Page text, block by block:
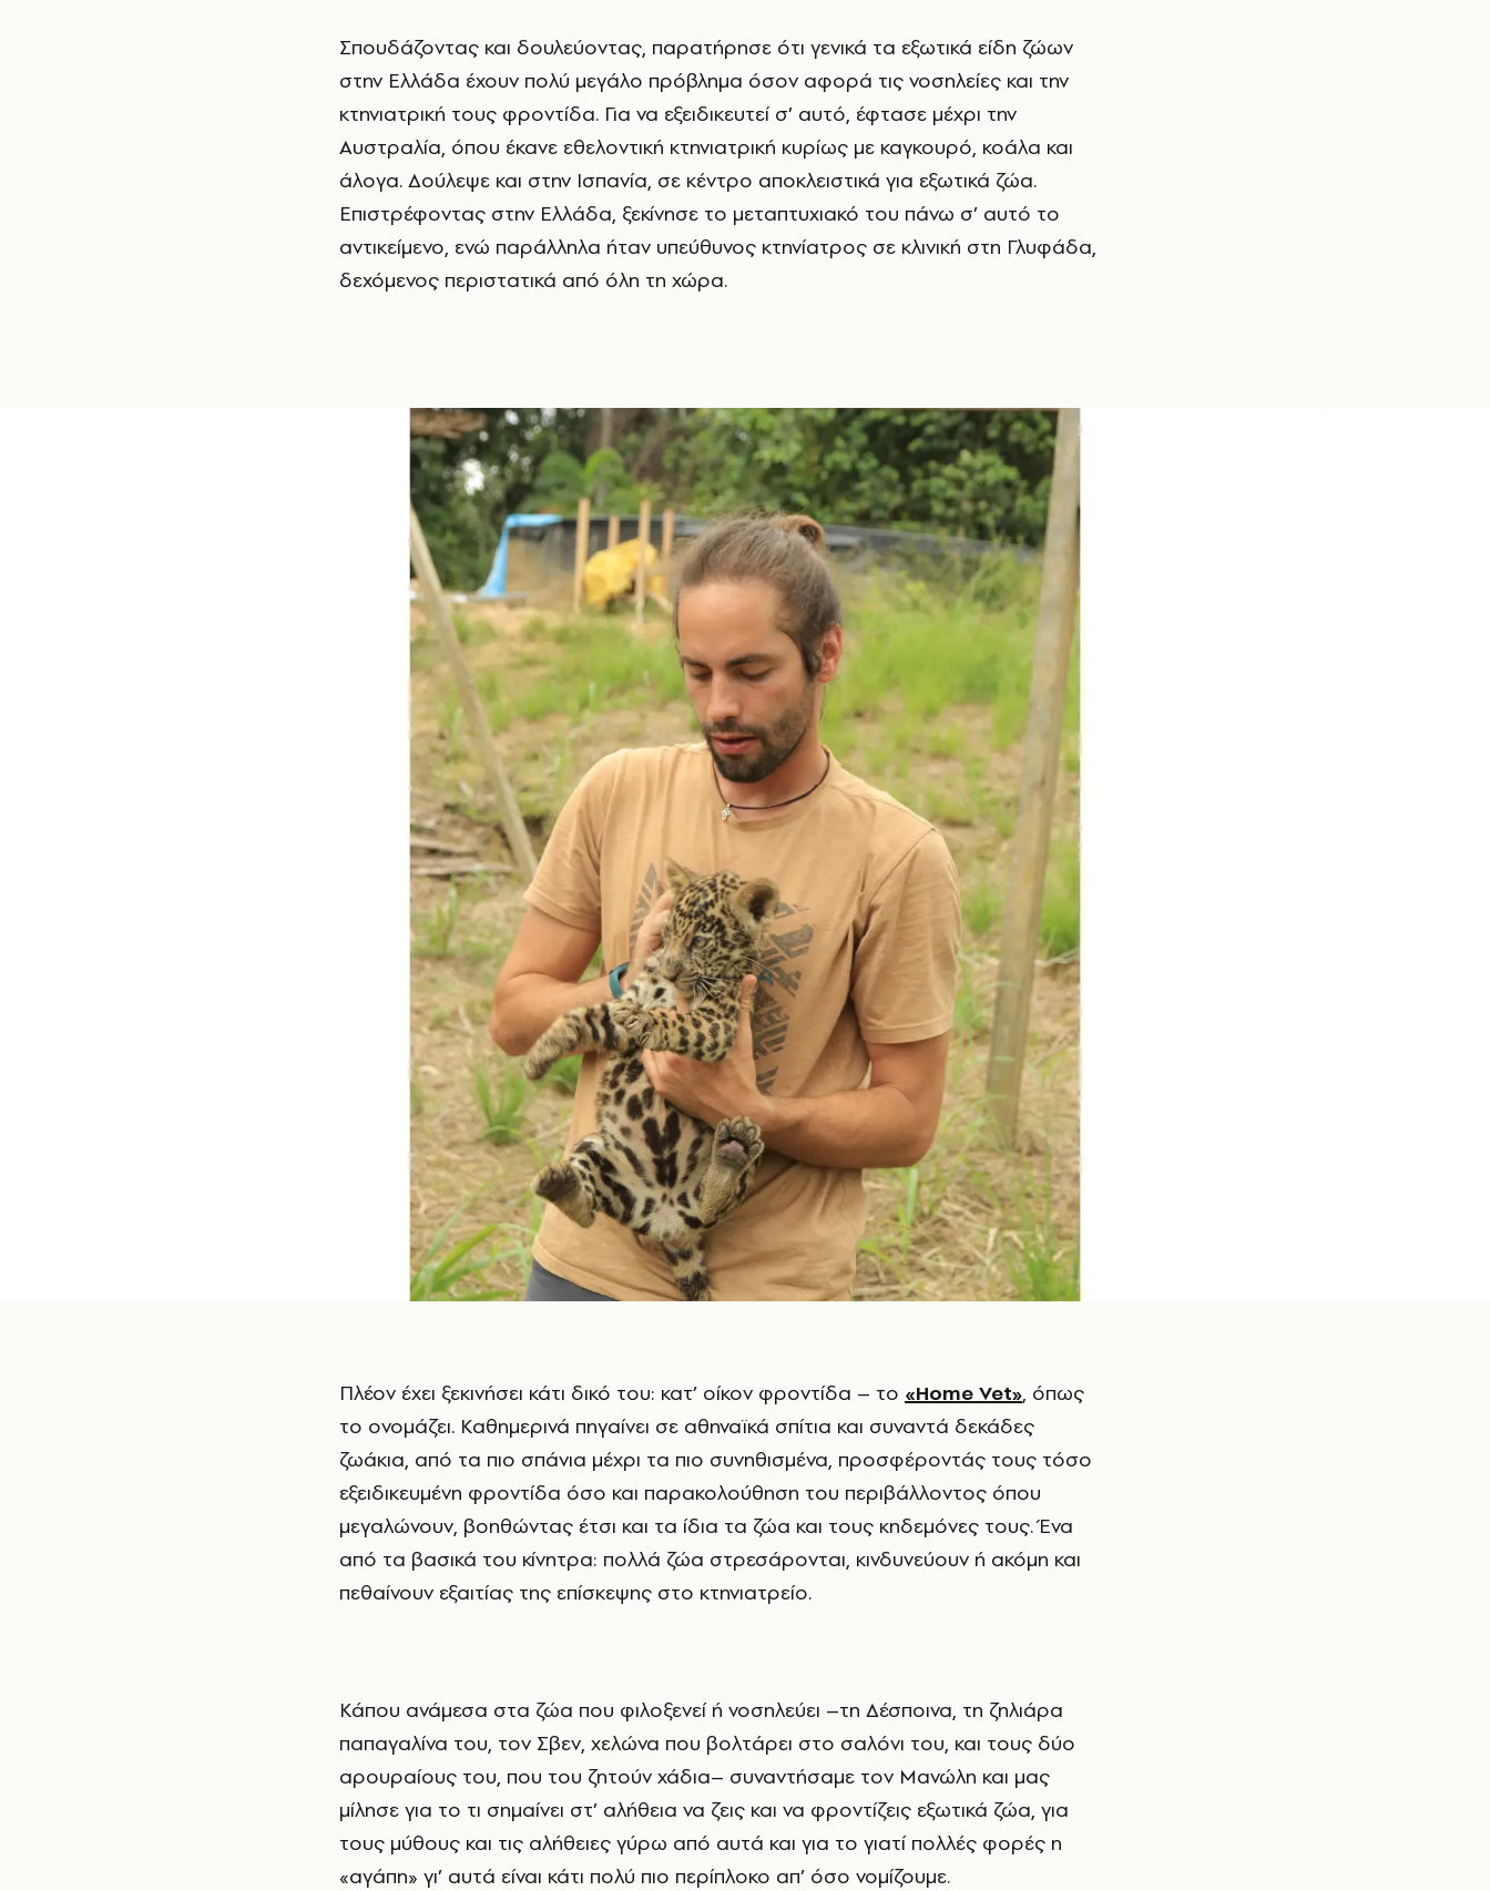
Σπουδάζοντας και δουλεύοντας, παρατήρησε ότι γενικά τα εξωτικά είδη ζώων
στην Ελλάδα έχουν πολύ μεγάλο πρόβλημα όσον αφορά τις νοσηλείες και την
κτηνιατρική τους φροντίδα. Για να εξειδικευτεί σ’ αυτό, έφτασε μέχρι την
Αυστραλία, όπου έκανε εθελοντική κτηνιατρική κυρίως με καγκουρό, κοάλα και
άλογα. Δούλεψε και στην Ισπανία, σε κέντρο αποκλειστικά για εξωτικά ζώα.
Επιστρέφοντας στην Ελλάδα, ξεκίνησε το μεταπτυχιακό του πάνω σ’ αυτό το
αντικείμενο, ενώ παράλληλα ήταν υπεύθυνος κτηνίατρος σε κλινική στη Γλυφάδα,
δεχόμενος περιστατικά από όλη τη χώρα.
Πλέον έχει ξεκινήσει κάτι δικό του: κατ’ οίκον φροντίδα – το «Home Vet», όπως
το ονομάζει. Καθημερινά πηγαίνει σε αθηναϊκά σπίτια και συναντά δεκάδες
ζωάκια, από τα πιο σπάνια μέχρι τα πιο συνηθισμένα, προσφέροντάς τους τόσο
εξειδικευμένη φροντίδα όσο και παρακολούθηση του περιβάλλοντος όπου
μεγαλώνουν, βοηθώντας έτσι και τα ίδια τα ζώα και τους κηδεμόνες τους. Ένα
από τα βασικά του κίνητρα: πολλά ζώα στρεσάρονται, κινδυνεύουν ή ακόμη και
πεθαίνουν εξαιτίας της επίσκεψης στο κτηνιατρείο.
Κάπου ανάμεσα στα ζώα που φιλοξενεί ή νοσηλεύει –τη Δέσποινα, τη ζηλιάρα
παπαγαλίνα του, τον Σβεν, χελώνα που βολτάρει στο σαλόνι του, και τους δύο
αρουραίους του, που του ζητούν χάδια– συναντήσαμε τον Μανώλη και μας
μίλησε για το τι σημαίνει στ’ αλήθεια να ζεις και να φροντίζεις εξωτικά ζώα, για
τους μύθους και τις αλήθειες γύρω από αυτά και για το γιατί πολλές φορές η
«αγάπη» γι’ αυτά είναι κάτι πολύ πιο περίπλοκο απ’ όσο νομίζουμε.